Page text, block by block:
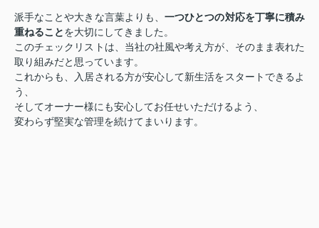
派手なことや大きな言葉よりも、一つひとつの対応を丁寧に積み
重ねることを大切にしてきました。
このチェックリストは、当社の社風や考え方が、そのまま表れた
取り組みだと思っています。
これからも、入居される方が安心して新生活をスタートできるよ
う、
そしてオーナー様にも安心してお任せいただけるよう、
変わらず堅実な管理を続けてまいります。